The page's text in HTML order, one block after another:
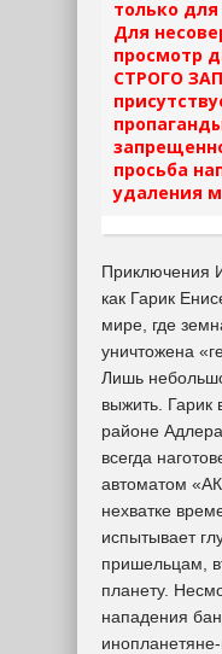
только
Для
просмотр
СТРОГО
просьба
удаления
Приключения
как Гарик
мире, где
уничтожена
Лишь
выжить. Гарик
районе
всегда
автоматом
нехватке
испытывает
пришельцам,
планету.
нападения